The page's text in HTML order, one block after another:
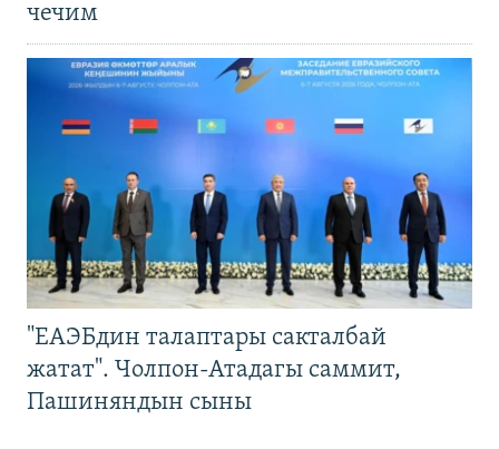
чечим
"ЕАЭБдин талаптары сакталбай
жатат". Чолпон-Атадагы саммит,
Пашиняндын сыны